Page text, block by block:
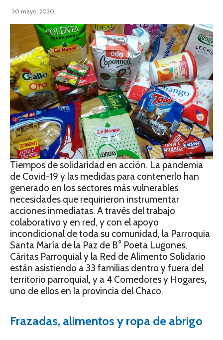
30 mayo, 2020
Tiempos de solidaridad en acción. La pandemia
de Covid-19 y las medidas para contenerlo han
generado en los sectores más vulnerables
necesidades que requirieron instrumentar
acciones inmediatas. A través del trabajo
colaborativo y en red, y con el apoyo
incondicional de toda su comunidad, la Parroquia
Santa María de la Paz de B° Poeta Lugones,
Cáritas Parroquial y la Red de Alimento Solidario
están asistiendo a 33 familias dentro y fuera del
territorio parroquial, y a 4 Comedores y Hogares,
uno de ellos en la provincia del Chaco.
Frazadas, alimentos y ropa de abrigo